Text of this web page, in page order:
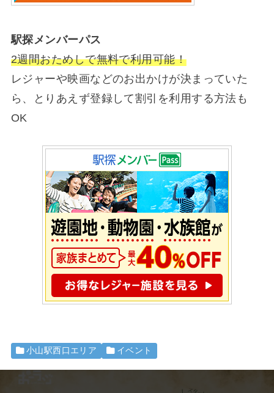
駅探メンバーパス
2週間おためしで無料で利用可能！
レジャーや映画などのお出かけが決まっていた
ら、とりあえず登録して割引を利用する方法も
OK
小山駅西口エリア イベント